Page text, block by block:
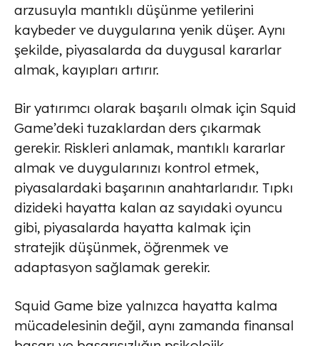
arzusuyla mantıklı düşünme yetilerini
kaybeder ve duygularına yenik düşer. Aynı
şekilde, piyasalarda da duygusal kararlar
almak, kayıpları artırır.
Bir yatırımcı olarak başarılı olmak için Squid
Game’deki tuzaklardan ders çıkarmak
gerekir. Riskleri anlamak, mantıklı kararlar
almak ve duygularınızı kontrol etmek,
piyasalardaki başarının anahtarlarıdır. Tıpkı
dizideki hayatta kalan az sayıdaki oyuncu
gibi, piyasalarda hayatta kalmak için
stratejik düşünmek, öğrenmek ve
adaptasyon sağlamak gerekir.
Squid Game bize yalnızca hayatta kalma
mücadelesinin değil, aynı zamanda finansal